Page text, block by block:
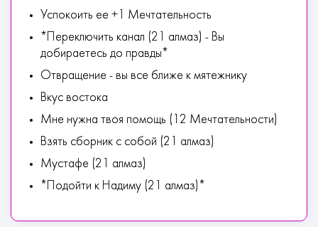
Успокоить ее +1 Мечтательность
*Переключить канал (21 алмаз) - Вы
добираетесь до правды*
Отвращение - вы все ближе к мятежнику
Вкус востока
Мне нужна твоя помощь (12 Мечтательности)
Взять сборник с собой (21 алмаз)
Мустафе (21 алмаз)
*Подойти к Надиму (21 алмаз)*